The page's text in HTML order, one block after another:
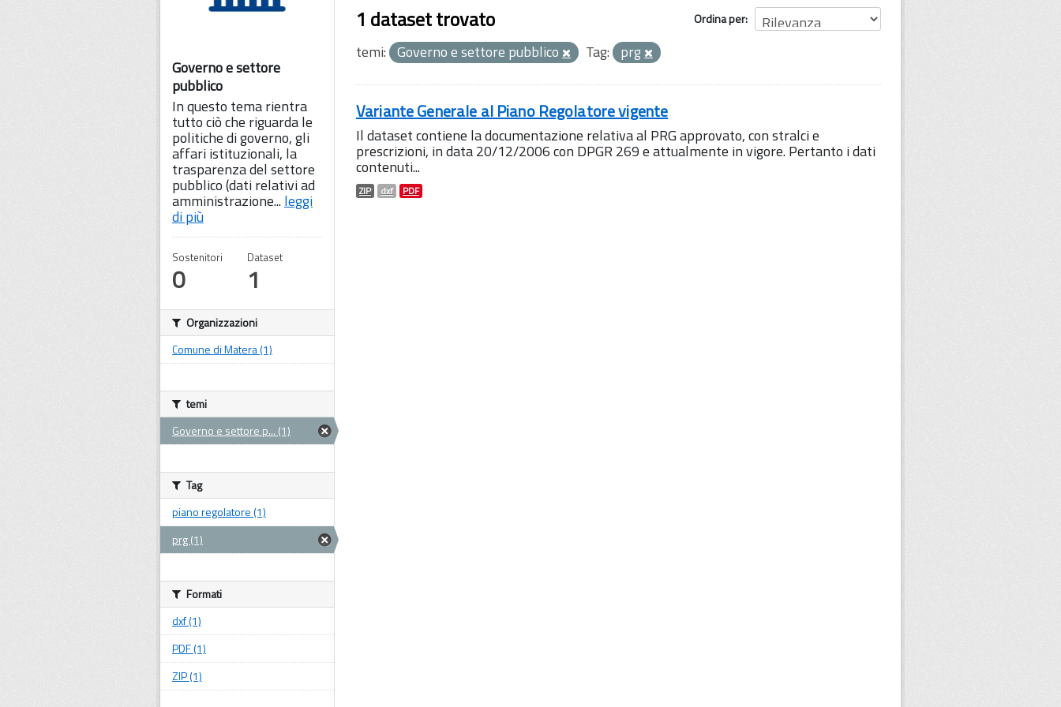
Ordina per
1 dataset trovato
temi: Governo e settore pubblico Tag: prg
Variante Generale al Piano Regolatore vigente
Il dataset contiene la documentazione relativa al PRG approvato, con stralci e
prescrizioni, in data 20/12/2006 con DPGR 269 e attualmente in vigore. Pertanto i dati
contenuti...
ZIP dxf PDF
Governo e settore
pubblico
In questo tema rientra
tutto ciò che riguarda le
politiche di governo, gli
affari istituzionali, la
trasparenza del settore
pubblico (dati relativi ad
amministrazione...leggi
di più
Sostenitori
0
Dataset
1
Organizzazioni
Comune di Matera (1)
temi
Governo e settore p... (1)
Tag
piano regolatore (1)
prg (1)
Formati
dxf (1)
PDF (1)
ZIP (1)